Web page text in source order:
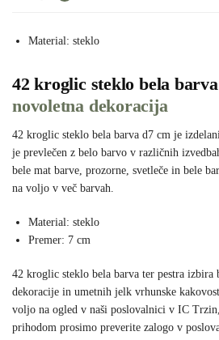
Material: steklo
42 kroglic steklo bela
novoletna dekoracija
42 kroglic steklo bela barva d7 cm je
je prevlečen z belo barvo v različnih
bele mat barve, prozorne, svetleče in bele
na voljo v več barvah.
Material: steklo
Premer: 7 cm
42 kroglic steklo bela barva ter pestra izbira
dekoracije in umetnih jelk vrhunske
voljo na ogled v naši poslovalnici v IC
prihodom prosimo preverite zalogo v